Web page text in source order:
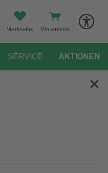
Merkzettel Warenkorb
SERVICE AKTIONEN